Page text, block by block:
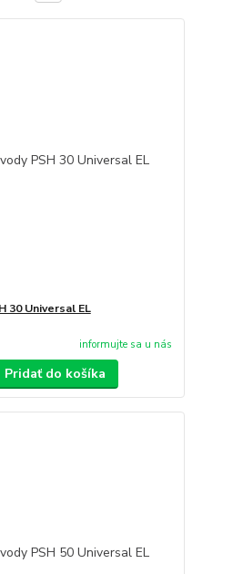
30 Universal EL
informujte sa u nás
Pridať do košíka